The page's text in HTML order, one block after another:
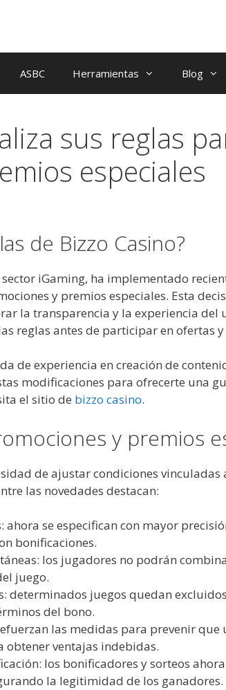
ASBC Herramientas Blog
sus reglas
especiales
de Bizzo Casino?
sector iGaming, ha implementado
y premios especiales. Esta
la transparencia y la experiencia del
reglas antes de participar en ofertas
de experiencia en creación de
modificaciones para ofrecerte una
el sitio de bizzo casino.
y premios
de ajustar condiciones
las novedades destacan:
ahora se especifican con mayor
bonificaciones.
los jugadores no podrán
juego.
determinados juegos quedan
del bono.
las medidas para prevenir
obtener ventajas indebidas.
los bonificadores y sorteos
la legitimidad de los ganadores.